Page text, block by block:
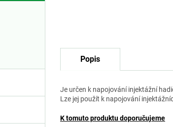
Popis
Je určen k napojování injektážní
Lze jej použít k napojování
K tomuto produktu doporučujeme